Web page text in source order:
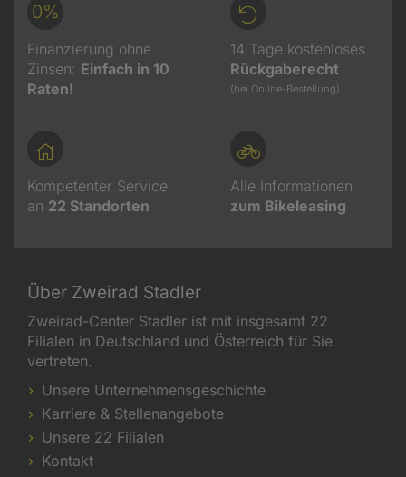
0%
Finanzierung ohne
Zinsen: Einfach in 10
Raten!
14 Tage kostenloses
Rückgaberecht
(bei Online-Bestellung)
Kompetenter Service
an 22 Standorten
Alle Informationen
zum Bikeleasing
Über Zweirad Stadler
Zweirad-Center Stadler ist mit insgesamt 22
Filialen in Deutschland und Österreich für Sie
vertreten.
Unsere Unternehmensgeschichte
Karriere & Stellenangebote
Unsere 22 Filialen
Kontakt